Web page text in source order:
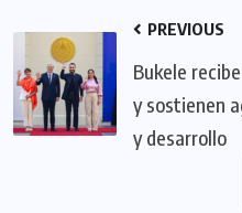
PREVIOUS
Bukele
y sostienen
y desarrollo